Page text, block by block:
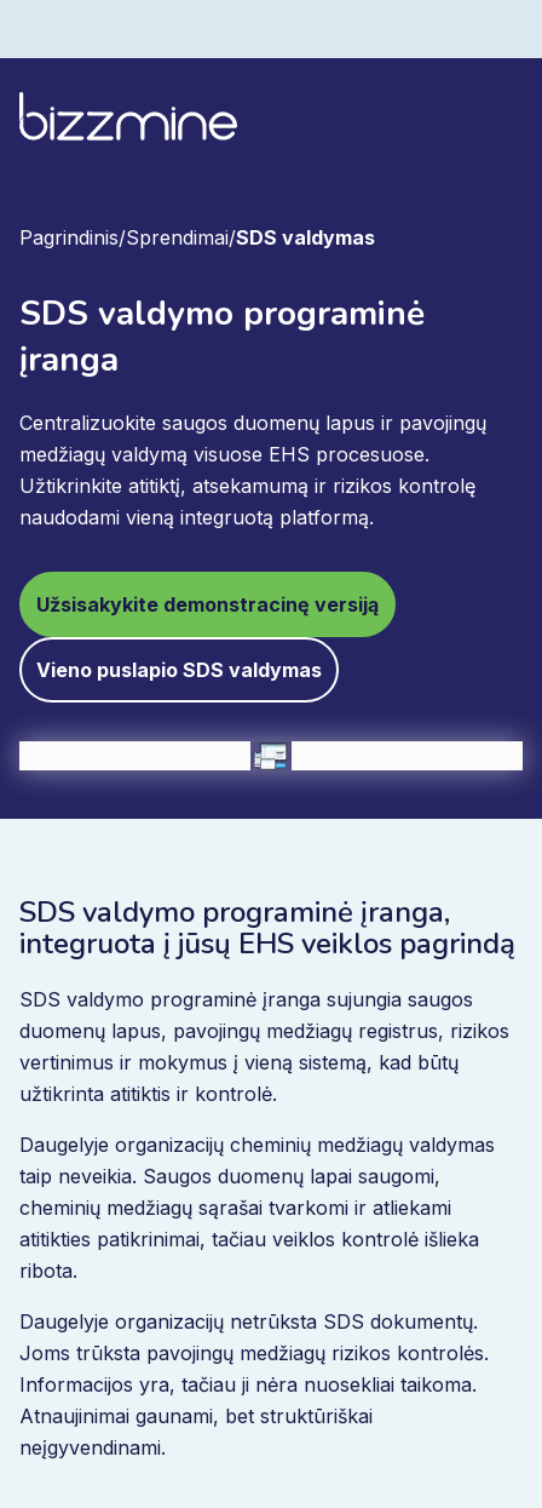
Pagrindinis/Sprendimai/SDS valdymas
SDS valdymo programinė
įranga
Centralizuokite saugos duomenų lapus ir pavojingų
medžiagų valdymą visuose EHS procesuose.
Užtikrinkite atitiktį, atsekamumą ir rizikos kontrolę
naudodami vieną integruotą platformą.
Užsisakykite demonstracinę versiją
Vieno puslapio SDS valdymas
SDS valdymo programinė įranga,
integruota į jūsų EHS veiklos pagrindą
SDS valdymo programinė įranga sujungia saugos
duomenų lapus, pavojingų medžiagų registrus, rizikos
vertinimus ir mokymus į vieną sistemą, kad būtų
užtikrinta atitiktis ir kontrolė.
Daugelyje organizacijų cheminių medžiagų valdymas
taip neveikia. Saugos duomenų lapai saugomi,
cheminių medžiagų sąrašai tvarkomi ir atliekami
atitikties patikrinimai, tačiau veiklos kontrolė išlieka
ribota.
Daugelyje organizacijų netrūksta SDS dokumentų.
Joms trūksta pavojingų medžiagų rizikos kontrolės.
Informacijos yra, tačiau ji nėra nuosekliai taikoma.
Atnaujinimai gaunami, bet struktūriškai
neįgyvendinami.